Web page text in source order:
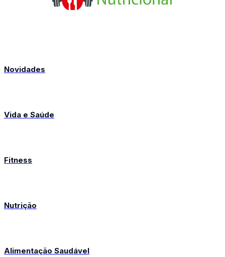
Novidades
Vida e Saúde
Fitness
Nutrição
Alimentação Saudável